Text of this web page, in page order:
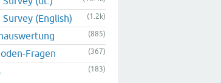
Survey (English) (1.2k)
(885)
Fragen (367)
(183)